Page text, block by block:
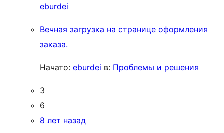
eburdei
Вечная загрузка на странице оформления
заказа.
Начато: eburdei в: Проблемы и решения
3
6
8 лет назад